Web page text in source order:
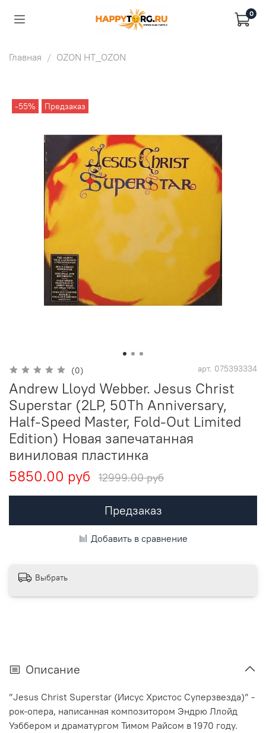
0
Главная OZON HT_OZON
-55% Предзаказ
(0) арт. 075393334
Andrew Lloyd Webber. Jesus Christ
Superstar (2LP, 50Th Anniversary,
Half-Speed Master, Fold-Out Limited
Edition) Новая запечатанная
виниловая пластинка
5850.00 руб
12999.00 руб
Предзаказ
Добавить в сравнение
Выбрать
Описание
”Jesus Christ Superstar (Иисус Христос Суперзвезда)” -
рок-опера, написанная композитором Эндрю Ллойд
Уэббером и драматургом Тимом Райсом в 1970 году.